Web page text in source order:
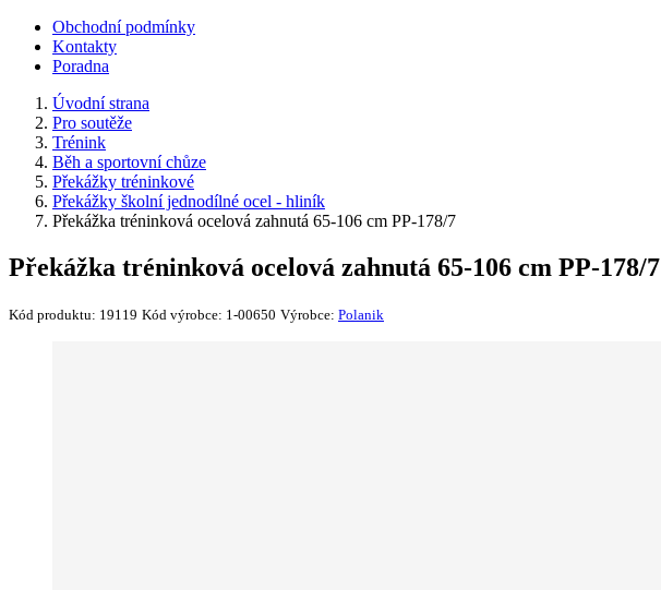
Obchodní podmínky
Kontakty
Poradna
Úvodní strana
Pro soutěže
Trénink
Běh a sportovní chůze
Překážky tréninkové
Překážky školní jednodílné ocel - hliník
Překážka tréninková ocelová zahnutá 65-106 cm PP-178/7
Překážka tréninková ocelová zahnutá 65-106 cm PP-178/7
Kód produktu: 19119 Kód výrobce: 1-00650 Výrobce: Polanik